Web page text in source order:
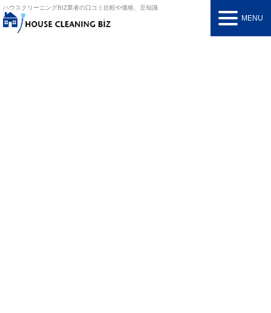
ハウスクリーニングBIZ業者の口コミ比較や価格、豆知識
MENU